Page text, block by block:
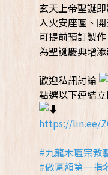
玄天上帝聖誕
入火安座匾、
可提前預訂製作
為聖誕慶典增
歡迎私訊討論
點選以下連結
https://lin.ee/
#九龍木匾宗教
#做匾額第一指